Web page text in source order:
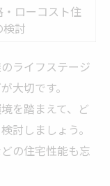
・ローコスト住
検討
ライフステージ
大切です。
を踏まえて、ど
討しましょう。
の住宅性能も忘